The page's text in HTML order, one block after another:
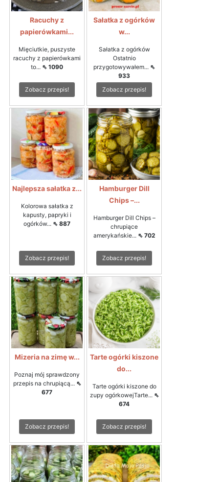
Racuchy z
papierówkami...
Mięciutkie, puszyste
racuchy z papierówkami
to... ⇖ 1090
Zobacz przepis!
Sałatka z ogórków
w...
Sałatka z ogórków
Ostatnio
przygotowywałem... ⇖
933
Zobacz przepis!
Najlepsza sałatka z...
Kolorowa sałatka z
kapusty, papryki i
ogórków... ⇖ 887
Zobacz przepis!
Hamburger Dill
Chips –...
Hamburger Dill Chips –
chrupiące
amerykańskie... ⇖ 702
Zobacz przepis!
Mizeria na zimę w...
Poznaj mój sprawdzony
przepis na chrupiącą... ⇖
677
Zobacz przepis!
Tarte ogórki kiszone
do...
Tarte ogórki kiszone do
zupy ogórkowejTarte... ⇖
674
Zobacz przepis!